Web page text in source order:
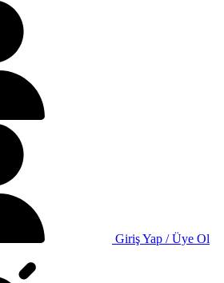
Giriş Yap / Üye Ol